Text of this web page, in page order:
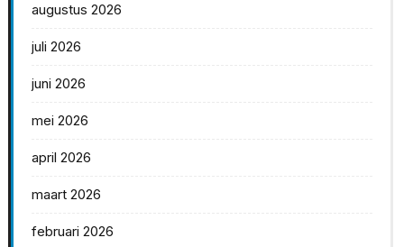
augustus 2026
juli 2026
juni 2026
mei 2026
april 2026
maart 2026
februari 2026